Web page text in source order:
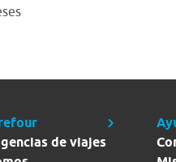
de viajes